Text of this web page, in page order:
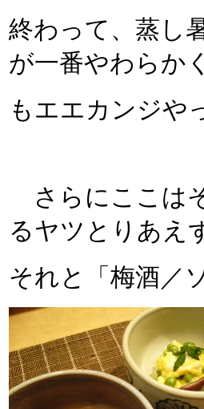
終わって、蒸し
が一番やわらか
もエエカンジや
さらにここは
るヤツとりあえ
それと「梅酒／